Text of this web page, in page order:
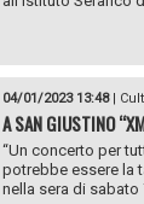
04/01/2023 13:48|
A SAN GIUSTINO
“Un concerto per
potrebbe essere la
nella sera di sabato